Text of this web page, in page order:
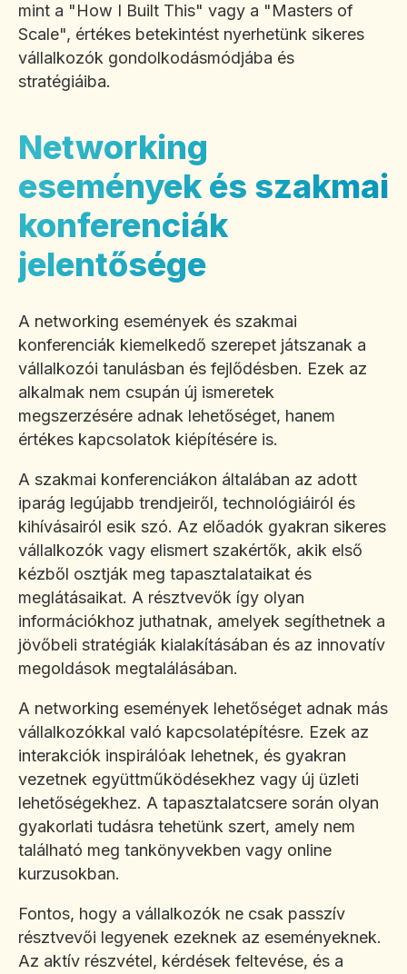
mint a "How I Built This" vagy a "Masters of
Scale", értékes betekintést nyerhetünk sikeres
vállalkozók gondolkodásmódjába és
stratégiáiba.
Networking
események és szakmai
konferenciák
jelentősége
A networking események és szakmai
konferenciák kiemelkedő szerepet játszanak a
vállalkozói tanulásban és fejlődésben. Ezek az
alkalmak nem csupán új ismeretek
megszerzésére adnak lehetőséget, hanem
értékes kapcsolatok kiépítésére is.
A szakmai konferenciákon általában az adott
iparág legújabb trendjeiről, technológiáiról és
kihívásairól esik szó. Az előadók gyakran sikeres
vállalkozók vagy elismert szakértők, akik első
kézből osztják meg tapasztalataikat és
meglátásaikat. A résztvevők így olyan
információkhoz juthatnak, amelyek segíthetnek a
jövőbeli stratégiák kialakításában és az innovatív
megoldások megtalálásában.
A networking események lehetőséget adnak más
vállalkozókkal való kapcsolatépítésre. Ezek az
interakciók inspirálóak lehetnek, és gyakran
vezetnek együttműködésekhez vagy új üzleti
lehetőségekhez. A tapasztalatcsere során olyan
gyakorlati tudásra tehetünk szert, amely nem
található meg tankönyvekben vagy online
kurzusokban.
Fontos, hogy a vállalkozók ne csak passzív
résztvevői legyenek ezeknek az eseményeknek.
Az aktív részvétel, kérdések feltevése, és a